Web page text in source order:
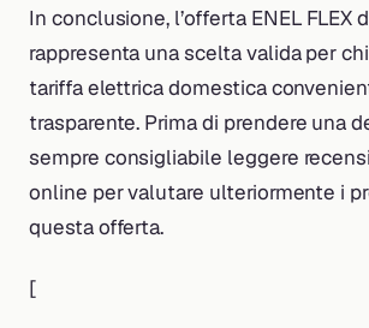
In conclusione, l’offerta ENEL FLEX
rappresenta una scelta valida per
tariffa elettrica domestica
trasparente. Prima di prendere una
sempre consigliabile leggere
online per valutare ulteriormente i
questa offerta.
[